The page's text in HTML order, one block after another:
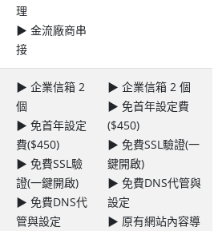
理
▶ 金流廠商串
接
▶ 企業信箱 2
個
▶ 免首年設定
費($450)
▶ 免費SSL驗
證(一鍵開啟)
▶ 免費DNS代
管與設定
▶ 企業信箱 2 個
▶ 免首年設定費
($450)
▶ 免費SSL驗證(一
鍵開啟)
▶ 免費DNS代管與
設定
▶ 原有網站內容導